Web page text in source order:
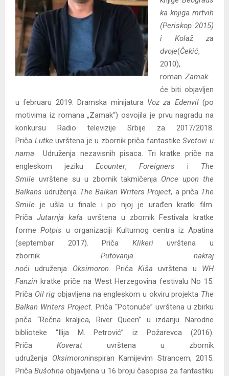
ka knjiga mrtvih
(Periskop 2015)
iKolaž za
dvoje(Čekić,
2010),
romanZamak
će biti objavljen
u februaru 2019. Dramska minijatura Voz za Edenvil (po
motivima iz romana „Zamak“) osvojila je prvu nagradu na
konkursu Radio televizije Srbije za 2017/2018.
Priča Lutke uvrštena je u zbornik priča fantastikeSvetovi u
nama Udruženja nezavisnih pisaca. Tri kratke priče na
engleskom jeziku Ecounter, Foreigners i The
Smile uvrštene su u zbornik takmičenja Once upon the
Balkans udruženja The Balkan Writers Project, a priča The
Smile je ušla u finale i po njoj je urađen kratki film.
Priča Jutarnja kafa uvrštena u zbornik Festivala kratke
formePotpis u organizaciji Kulturnog centra iz Apatina
(septembar 2017). Priča Klikeriuvrštena u
zbornik Putovanja nakraj
noći udruženja Oksimoron. PričaKiša uvrštena u WH
Fanzin kratke priče na West Herzegovina festivalu No 15.
Priča Oil rig objavljena na engleskom u okviru projekta The
Balkan Writers Project. Priča “Potonuće” uvrštena u zbirku
priča “Rečna kraljica, River Queen” u izdanju Narodne
biblioteke “Ilija M. Petrović” iz Požarevca (2016).
Priča Koverat uvrštena u zbornik
udruženja Oksimoroninspiran Kamijevim Strancem, 2015.
PričaBušotina objavljena u 16 broju časopisa za fantastiku